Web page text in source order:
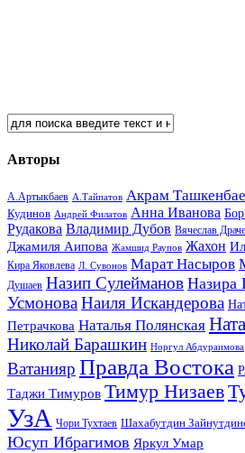
Авторы
А.Артыкбаев А.Тайпатов Акрам
Кудинов Андрей Филатов Анна Иванова
Рудакова Владимир Дубов Вячеслав
Джамиля Аипова Жамшид Раупов Жахон
Кира Яковлева Л. Сувонов Марат Насыров
Душаев Назип Сулейманов Назира
УсмоноваНаиля Искандерова
Петрачкова Наталья Полянская
Николай Барашкин Норгул Абдураимова
Ватанияр Правда Востока
Таджи Тимуров Тимур Низаев
УзА Чори Тухтаев Шахабутдин
Юсуп Ибрагимов Яркул Умар